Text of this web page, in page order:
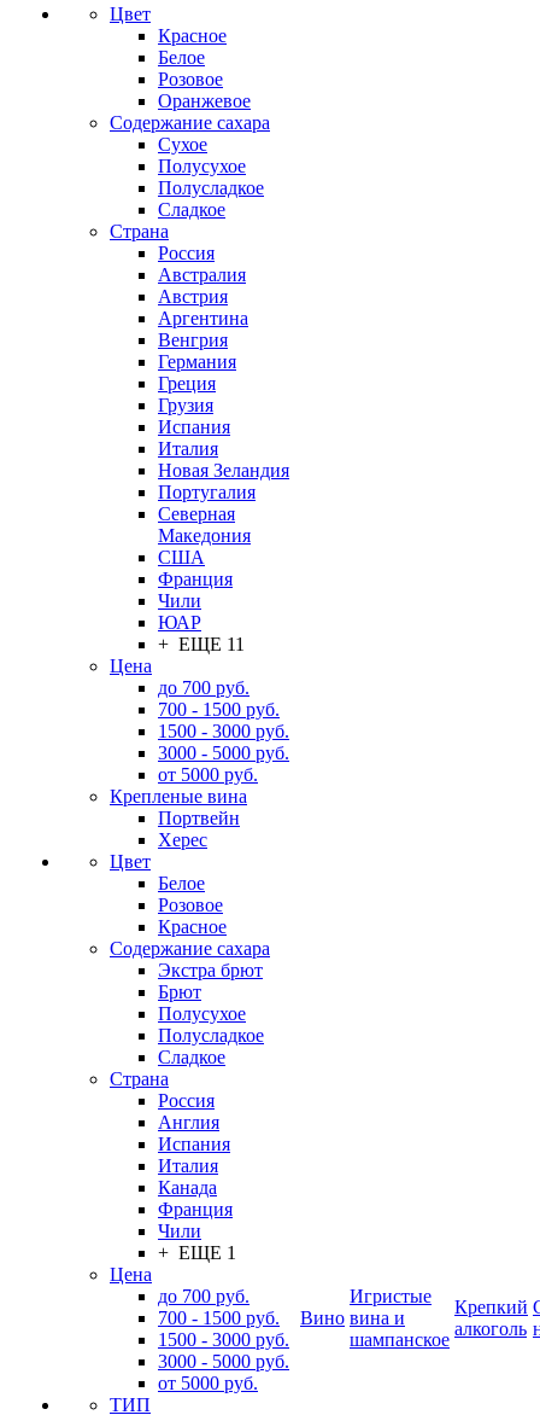
Цвет
Красное
Белое
Розовое
Оранжевое
Содержание сахара
Сухое
Полусухое
Полусладкое
Сладкое
Страна
Россия
Австралия
Австрия
Аргентина
Венгрия
Германия
Греция
Грузия
Испания
Италия
Новая Зеландия
Португалия
Северная
Македония
США
Франция
Чили
ЮАР
+ ЕЩЕ 11
Цена
до 700 руб.
700 - 1500 руб.
1500 - 3000 руб.
3000 - 5000 руб.
от 5000 руб.
Крепленые вина
Портвейн
Херес
Цвет
Белое
Розовое
Красное
Содержание сахара
Экстра брют
Брют
Полусухое
Полусладкое
Сладкое
Страна
Россия
Англия
Испания
Италия
Канада
Франция
Чили
+ ЕЩЕ 1
Цена
до 700 руб.
700 - 1500 руб.
1500 - 3000 руб.
3000 - 5000 руб.
от 5000 руб.
ТИП
Вино
Игристые
вина и
шампанское
Крепкий
алкоголь